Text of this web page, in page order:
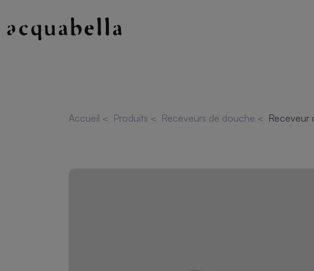
Accueil < Produits < Receveurs de douche < Receveur